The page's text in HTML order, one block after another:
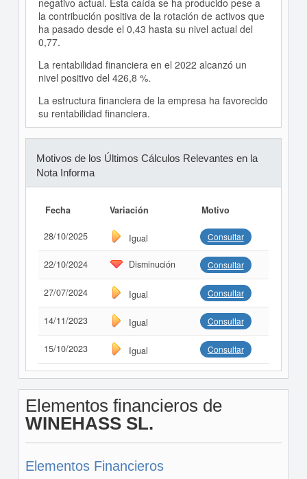
negativo actual. Esta caída se ha producido pese a
la contribución positiva de la rotación de activos que
ha pasado desde el 0,43 hasta su nivel actual del
0,77.
La rentabilidad financiera en el 2022 alcanzó un
nivel positivo del 426,8 %.
La estructura financiera de la empresa ha favorecido
su rentabilidad financiera.
Motivos de los Últimos Cálculos Relevantes en la
Nota Informa
Fecha Variación Motivo
28/10/2025 Igual Consultar
22/10/2024 Disminución Consultar
27/07/2024 Igual Consultar
14/11/2023 Igual Consultar
15/10/2023 Igual Consultar
Elementos financieros de
WINEHASS SL.
Elementos Financieros